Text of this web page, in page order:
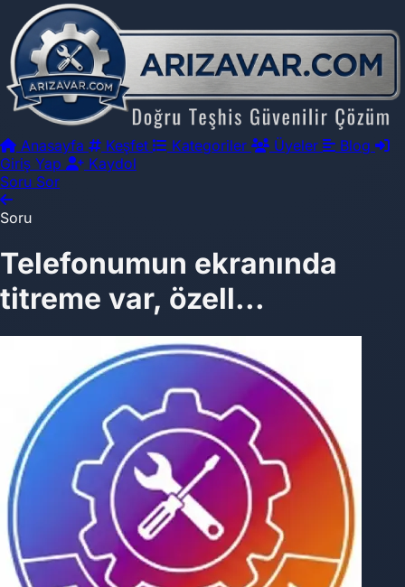
Anasayfa Keşfet Kategoriler Üyeler
Blog
Giriş Yap
Kaydol
Soru Sor
Soru
Telefonumun ekranında
titreme var, özell...